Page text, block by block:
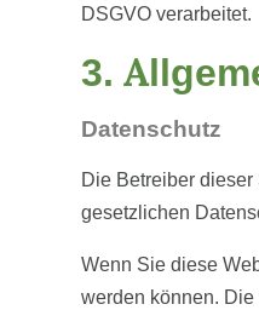
DSGVO verarbeitet.
3.
Datenschutz
Die Betreiber
gesetzlichen
Wenn Sie diese
werden können.